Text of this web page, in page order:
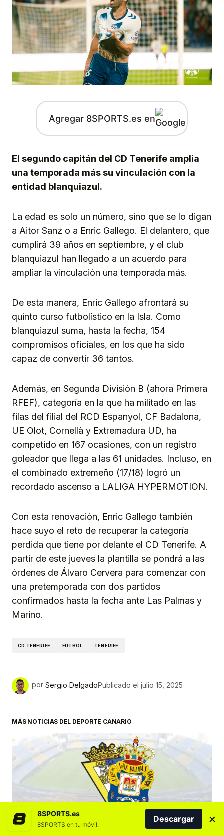
Agregar 8SPORTS.es en
El segundo capitán del CD Tenerife amplía
una temporada más su vinculación con la
entidad blanquiazul.
La edad es solo un número, sino que se lo digan
a Aitor Sanz o a Enric Gallego. El delantero, que
cumplirá 39 años en septiembre, y el club
blanquiazul han llegado a un acuerdo para
ampliar la vinculación una temporada más.
De esta manera, Enric Gallego afrontará su
quinto curso futbolístico en la Isla. Como
blanquiazul suma, hasta la fecha, 154
compromisos oficiales, en los que ha sido
capaz de convertir 36 tantos.
Además, en Segunda División B (ahora Primera
RFEF), categoría en la que ha militado en las
filas del filial del RCD Espanyol, CF Badalona,
UE Olot, Cornellà y Extremadura UD, ha
competido en 167 ocasiones, con un registro
goleador que llega a las 61 unidades. Incluso, en
el combinado extremeño (17/18) logró un
recordado ascenso a LALIGA HYPERMOTION.
Con esta renovación, Enric Gallego también
hace suyo el reto de recuperar la categoría
perdida que tiene por delante el CD Tenerife. A
partir de este jueves la plantilla se pondrá a las
órdenes de Álvaro Cervera para comenzar con
una pretemporada con dos partidos
confirmados hasta la fecha ante Las Palmas y
Marino.
CD TENERIFE FÚTBOL TENERIFE
por Sergio DelgadoPublicado el julio 15, 2025
MÁS NOTICIAS DEL DEPORTE CANARIO
DESTACADOS UD LAS PALMAS
Horario y dónde ver el Cádiz CF vs UD Las
8SPORTS.es
8SPORTS en tu móvil.
Descargar ×